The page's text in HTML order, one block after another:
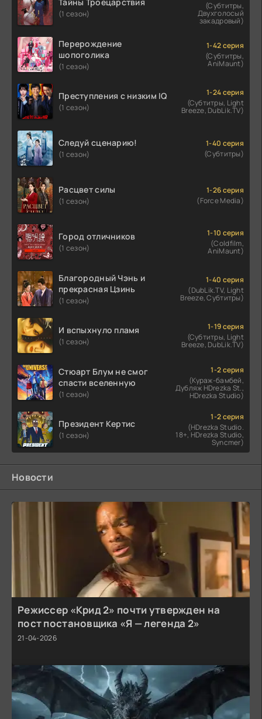
Тайны Троецарствия
(1 сезон)
(Субтитры,
Двухголосый
закадровый)
Перерождение
шопоголика
(1 сезон)
1-42 серия
(Субтитры,
AniMaunt)
Преступления с низким IQ
(1 сезон)
1-24 серия
(Субтитры, Light
Breeze, DubLik.TV)
Следуй сценарию!
(1 сезон)
1-40 серия
(Субтитры)
Расцвет силы
(1 сезон)
1-26 серия
(Force Media)
Город отличников
(1 сезон)
1-10 серия
(Coldfilm,
AniMaunt)
Благородный Чэнь и
прекрасная Цзинь
(1 сезон)
1-40 серия
(DubLik.TV, Light
Breeze, Субтитры)
И вспыхнуло пламя
(1 сезон)
1-19 серия
(Субтитры, Light
Breeze, DubLik.TV)
Стюарт Блум не смог
спасти вселенную
(1 сезон)
1-2 серия
(Кураж-бамбей,
Дубляж HDrezka St.,
HDrezka Studio)
Президент Кертис
(1 сезон)
1-2 серия
(HDrezka Studio.
18+, HDrezka Studio,
Syncmer)
Новости
Режиссер «Крид 2» почти утвержден на
пост постановщика «Я — легенда 2»
21-04-2026